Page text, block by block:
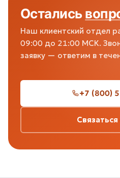
Остались
Наш клиентский отдел
09:00 до 21:00 МСК.
заявку — ответим в
+7 (800)